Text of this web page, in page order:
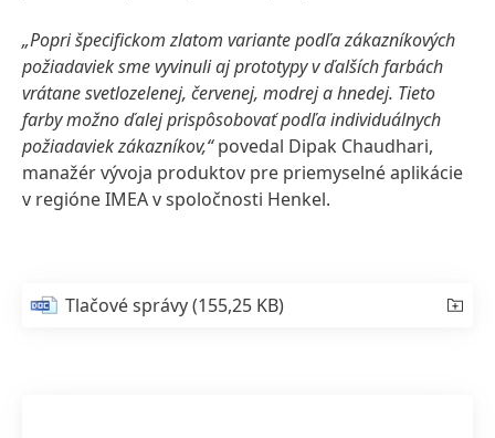
„Popri špecifickom zlatom variante podľa zákazníkových
požiadaviek sme vyvinuli aj prototypy v ďalších farbách
vrátane svetlozelenej, červenej, modrej a hnedej. Tieto
farby možno ďalej prispôsobovať podľa individuálnych
požiadaviek zákazníkov,“povedal Dipak Chaudhari,
manažér vývoja produktov pre priemyselné aplikácie
v regióne IMEA v spoločnosti Henkel.
Tlačové správy(155,25 KB)